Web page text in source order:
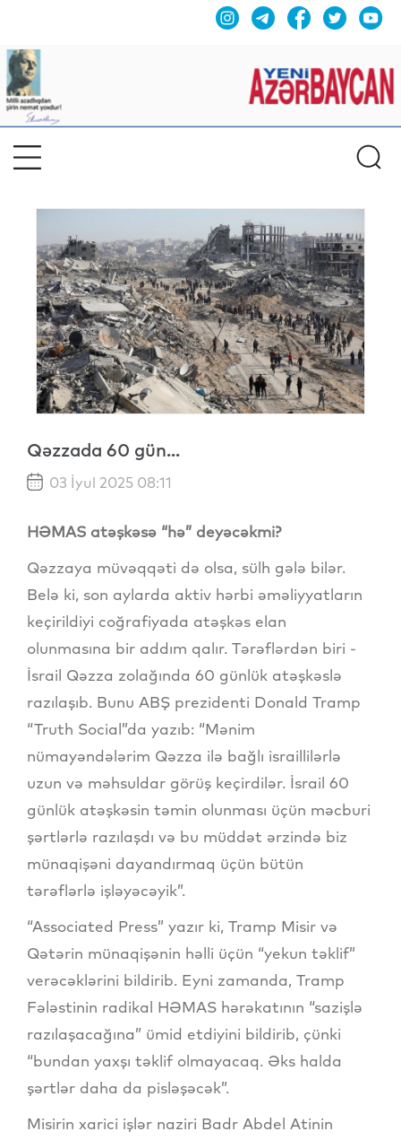
Qəzzada 60 gün...
03 İyul 2025 08:11
HƏMAS atəşkəsə “hə” deyəcəkmi?
Qəzzaya müvəqqəti də olsa, sülh gələ bilər.
Belə ki, son aylarda aktiv hərbi əməliyyatların
keçirildiyi coğrafiyada atəşkəs elan
olunmasına bir addım qalır. Tərəflərdən biri -
İsrail Qəzza zolağında 60 günlük atəşkəslə
razılaşıb. Bunu ABŞ prezidenti Donald Tramp
“Truth Social”da yazıb: “Mənim
nümayəndələrim Qəzza ilə bağlı israillilərlə
uzun və məhsuldar görüş keçirdilər. İsrail 60
günlük atəşkəsin təmin olunması üçün məcburi
şərtlərlə razılaşdı və bu müddət ərzində biz
münaqişəni dayandırmaq üçün bütün
tərəflərlə işləyəcəyik”.
“Associated Press” yazır ki, Tramp Misir və
Qətərin münaqişənin həlli üçün “yekun təklif”
verəcəklərini bildirib. Eyni zamanda, Tramp
Fələstinin radikal HƏMAS hərəkatının “sazişlə
razılaşacağına” ümid etdiyini bildirib, çünki
“bundan yaxşı təklif olmayacaq. Əks halda
şərtlər daha da pisləşəcək”.
Misirin xarici işlər naziri Badr Abdel Atinin